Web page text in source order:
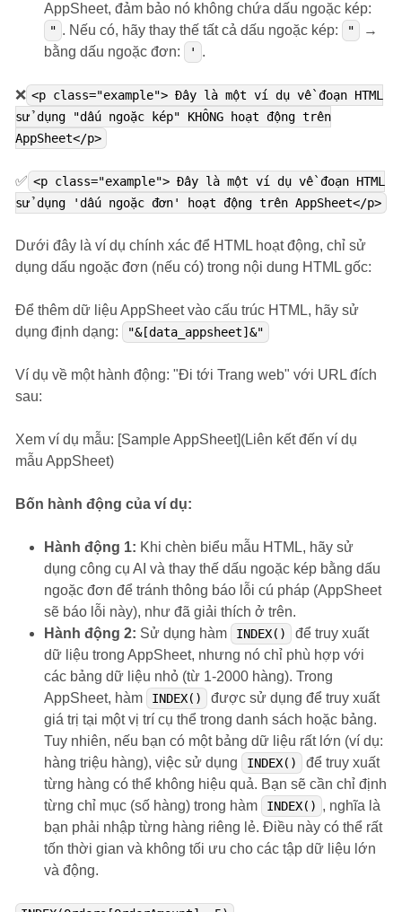
AppSheet, đảm bảo nó không chứa dấu ngoặc kép:
" . Nếu có, hãy thay thế tất cả dấu ngoặc kép: "
→
bằng dấu ngoặc đơn:
' .
❌ <p class="example"> Đây là một ví dụ về đoạn HTML
sử dụng "dấu ngoặc kép" KHÔNG hoạt động trên
AppSheet</p>
✅ <p class="example"> Đây là một ví dụ về đoạn HTML
sử dụng 'dấu ngoặc đơn' hoạt động trên AppSheet</p>
Dưới đây là ví dụ chính xác để HTML hoạt động, chỉ sử
dụng dấu ngoặc đơn (nếu có) trong nội dung HTML gốc:
Để thêm dữ liệu AppSheet vào cấu trúc HTML, hãy sử
dụng định dạng:
"&[data_appsheet]&"
Ví dụ về một hành động: "Đi tới Trang web" với URL đích
sau:
Xem ví dụ mẫu: [Sample AppSheet](Liên kết đến ví dụ
mẫu AppSheet)
Bốn hành động của ví dụ:
Hành động 1: Khi chèn biểu mẫu HTML, hãy sử
dụng công cụ AI và thay thế dấu ngoặc kép bằng dấu
ngoặc đơn để tránh thông báo lỗi cú pháp (AppSheet
sẽ báo lỗi này), như đã giải thích ở trên.
Hành động 2: Sử dụng hàm INDEX()
để truy xuất
dữ liệu trong AppSheet, nhưng nó chỉ phù hợp với
các bảng dữ liệu nhỏ (từ 1-2000 hàng). Trong
AppSheet, hàm
INDEX()
được sử dụng để truy xuất
giá trị tại một vị trí cụ thể trong danh sách hoặc bảng.
Tuy nhiên, nếu bạn có một bảng dữ liệu rất lớn (ví dụ:
hàng triệu hàng), việc sử dụng
INDEX()
để truy xuất
từng hàng có thể không hiệu quả. Bạn sẽ cần chỉ định
từng chỉ mục (số hàng) trong hàm
INDEX() , nghĩa là
bạn phải nhập từng hàng riêng lẻ. Điều này có thể rất
tốn thời gian và không tối ưu cho các tập dữ liệu lớn
và động.